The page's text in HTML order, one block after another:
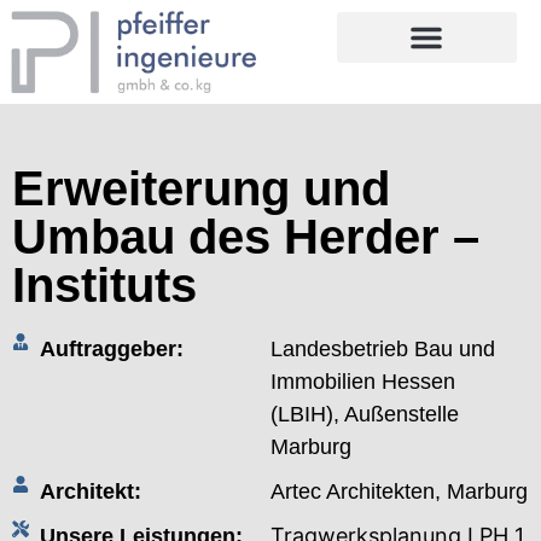
Erweiterung und
Umbau des Herder –
Instituts
Auftraggeber:
Landesbetrieb Bau und
Immobilien Hessen
(LBIH), Außenstelle
Marburg
Architekt:
Artec Architekten, Marburg
Unsere Leistungen:
Tragwerksplanung LPH 1